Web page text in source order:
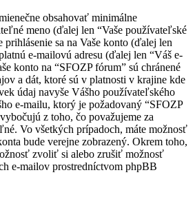
obsahovať minimálne
meno (ďalej len “Vaše používateľské
prihlásenie sa na Vaše konto (ďalej len
e-mailovú adresu (ďalej len “Váš e-
konto na “SFOZP fórum” sú chránené
a dát, ktoré sú v platnosti v krajine kde
údaj navyše Vášho používateľského
e-mailu, ktorý je požadovaný “SFOZP
z toho, čo považujeme za
Vo všetkých prípadoch, máte možnosť
bude verejne zobrazený. Okrem toho,
zvoliť si alebo zrušiť možnosť
e-mailov prostredníctvom phpBB